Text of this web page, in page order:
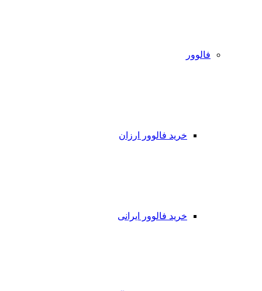
فالوور
خرید فالوور ارزان
خرید فالوور ایرانی